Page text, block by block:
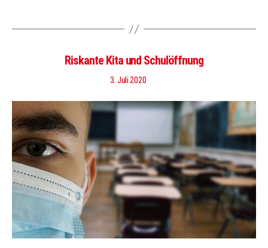
Riskante Kita und Schulöffnung
3. Juli 2020